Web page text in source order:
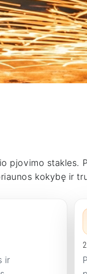
pjovimo stakles.
kokybę ir
ir